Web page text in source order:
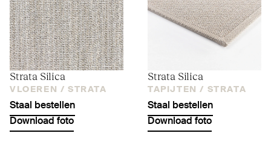
Strata Silica
VLOEREN / STRATA
Staal bestellen
Download foto
Strata Silica
TAPIJTEN / STRATA
Staal bestellen
Download foto